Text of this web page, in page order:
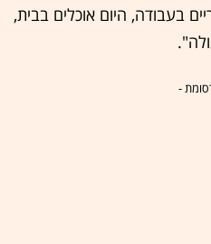
בעבודה, היום אוכלים בבית,
-